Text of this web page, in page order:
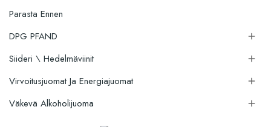
Parasta Ennen
DPG PFAND

Siideri \ Hedelmäviinit 
Virvoitusjuomat Ja Energiajuomat 
Väkevä Alkoholijuoma 